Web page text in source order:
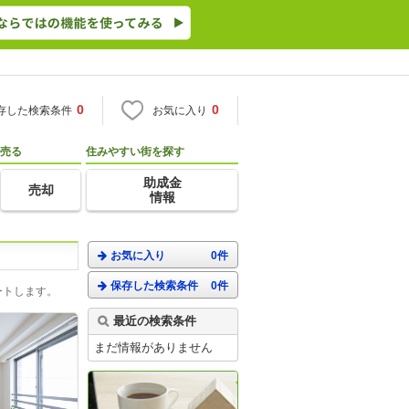
した検索条件 0 お気に入り 0
売る
売却
住みやすい街を探す
助成金
情報
します。
お気に入り 0件
保存した検索条件 0件
最近の検索条件
まだ情報がありません